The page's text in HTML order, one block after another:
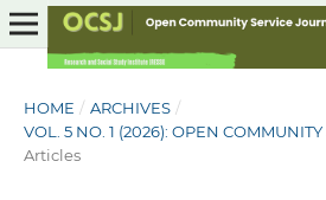
HOME / ARCHIVES /
VOL. 5 NO. 1 (2026): OPEN COMMUNITY
Articles